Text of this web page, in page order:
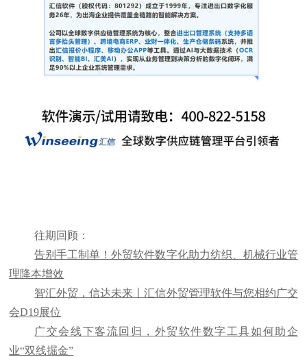
往期回顾：
告别手工制单！外贸软件数字化助力纺织、机械行业管
理降本增效
智汇外贸，信达未来丨汇信外贸管理软件与您相约广交
会D19展位
广交会线下客流回归，外贸软件数字工具如何助企
业“双线掘金”